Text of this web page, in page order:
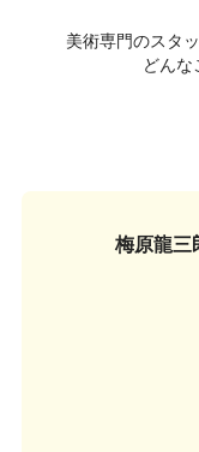
美術専門のスタ
どんな
梅原龍三